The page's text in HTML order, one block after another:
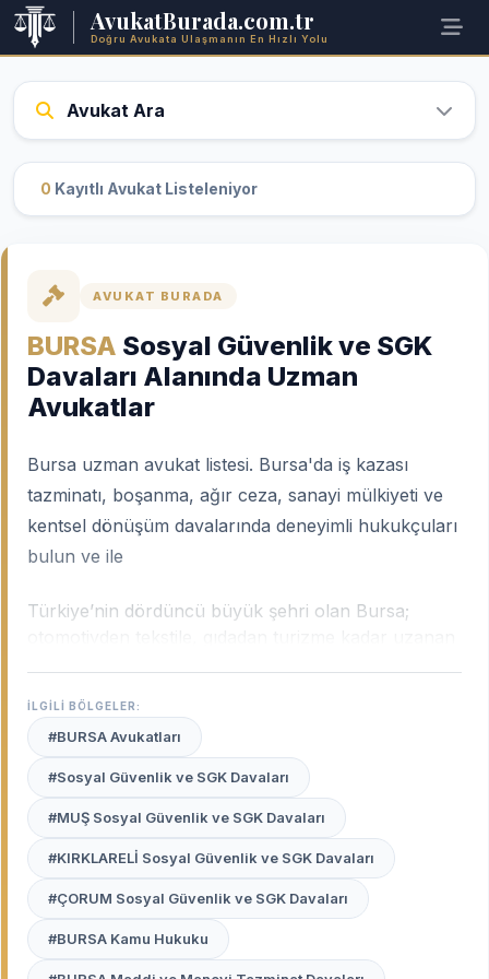
AvukatBurada.com.tr
Doğru Avukata Ulaşmanın En Hızlı Yolu
Avukat Ara
0 Kayıtlı Avukat Listeleniyor
AVUKAT BURADA
BURSA Sosyal Güvenlik ve SGK
Davaları Alanında Uzman
Avukatlar
Bursa uzman avukat listesi. Bursa'da iş kazası
tazminatı, boşanma, ağır ceza, sanayi mülkiyeti ve
kentsel dönüşüm davalarında deneyimli hukukçuları
bulun ve ile
Türkiye’nin dördüncü büyük şehri olan Bursa;
karmaşık iş hukuku uyuşmazlıklarından fikri
mülkiyet davalarına, kentsel dönüşüm
uyuşmazlıklarından aile hukukuna kadar geniş bir
sahada yüksek uzmanlık gerektirir.Bursa uzman
avukatları, sanayi bölgelerinin (OSB) dinamiklerini,
yerel ticaret teamüllerini ve Bursa Adliyesi ile
mülhakat ilçelerindeki (İnegöl, Gemlik vb.) işleyişi en
iyi bilen profesyonellerdir.
Avukat Buradaplatformu, Nilüfer’den İnegöl’e,
Osmangazi’den Yıldırım’a kadar Bursa’nın her
İLGİLİ BÖLGELER:
#BURSA Avukatları
#Sosyal Güvenlik ve SGK Davaları
#MUŞ Sosyal Güvenlik ve SGK Davaları
#KIRKLARELİ Sosyal Güvenlik ve SGK Davaları
#ÇORUM Sosyal Güvenlik ve SGK Davaları
#BURSA Kamu Hukuku